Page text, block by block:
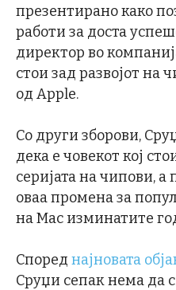
презентирано како
работи за доста
директор во
стои зад развојот на
од Apple.
Со други зборови,
дека е човекот кој
серијата на чипови,
оваа промена за
на Mac изминатите
Според најновата
Сруџи сепак нема да